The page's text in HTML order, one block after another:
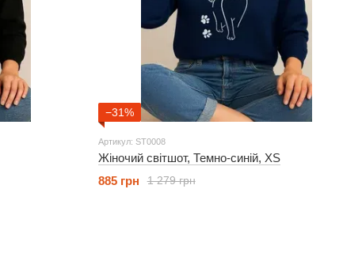
−31%
Артикул: ST0008
Жіночий світшот, Темно-синій, XS
1 279 грн
885 грн